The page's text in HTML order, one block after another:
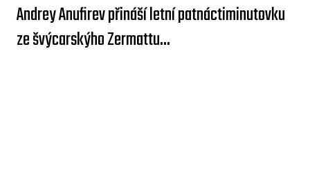
Andrey Anufirev přináší letní patnáctiminutovku
ze švýcarskýho Zermattu...